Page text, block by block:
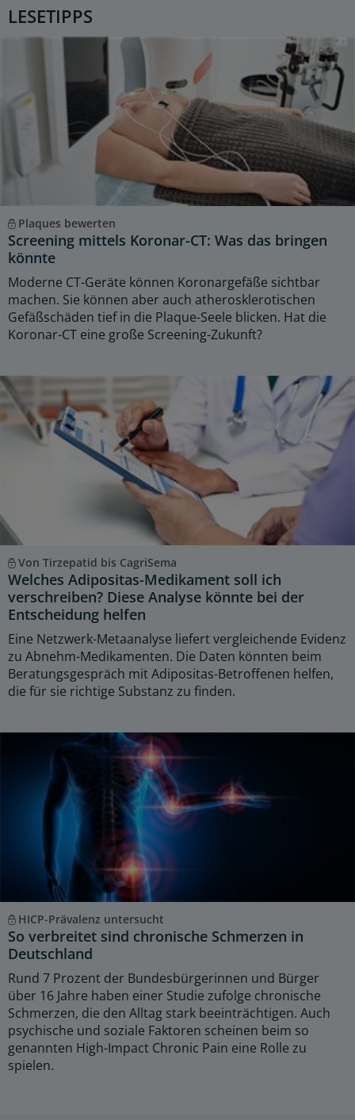
LESETIPPS
Plaques bewerten
Screening mittels Koronar-CT: Was das bringen
könnte
Moderne CT-Geräte können Koronargefäße sichtbar
machen. Sie können aber auch atherosklerotischen
Gefäßschäden tief in die Plaque-Seele blicken. Hat die
Koronar-CT eine große Screening-Zukunft?
Von Tirzepatid bis CagriSema
Welches Adipositas-Medikament soll ich
verschreiben? Diese Analyse könnte bei der
Entscheidung helfen
Eine Netzwerk-Metaanalyse liefert vergleichende Evidenz
zu Abnehm-Medikamenten. Die Daten könnten beim
Beratungsgespräch mit Adipositas-Betroffenen helfen,
die für sie richtige Substanz zu finden.
HICP-Prävalenz untersucht
So verbreitet sind chronische Schmerzen in
Deutschland
Rund 7 Prozent der Bundesbürgerinnen und Bürger
über 16 Jahre haben einer Studie zufolge chronische
Schmerzen, die den Alltag stark beeinträchtigen. Auch
psychische und soziale Faktoren scheinen beim so
genannten High-Impact Chronic Pain eine Rolle zu
spielen.